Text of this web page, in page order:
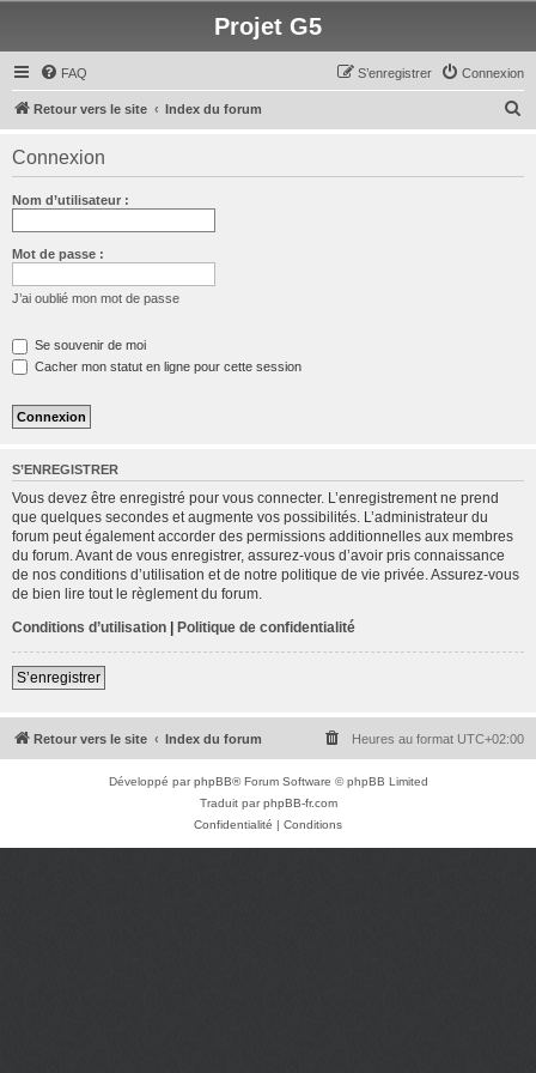
Projet G5
FAQ Connexion
S’enregistrer
Retour vers le site Index du forum
Connexion
Nom d’utilisateur :
Mot de passe :
J’ai oublié mon mot de passe
Se souvenir de moi
Cacher mon statut en ligne pour cette session
S’ENREGISTRER
Vous devez être enregistré pour vous connecter. L’enregistrement ne prend
que quelques secondes et augmente vos possibilités. L’administrateur du
forum peut également accorder des permissions additionnelles aux membres
du forum. Avant de vous enregistrer, assurez-vous d’avoir pris connaissance
de nos conditions d’utilisation et de notre politique de vie privée. Assurez-vous
de bien lire tout le règlement du forum.
Conditions d’utilisation | Politique de confidentialité
S’enregistrer
Retour vers le site Index du forum Heures au format UTC+02:00
Développé parphpBB® Forum Software © phpBB Limited
Traduit parphpBB-fr.com
Confidentialité | Conditions